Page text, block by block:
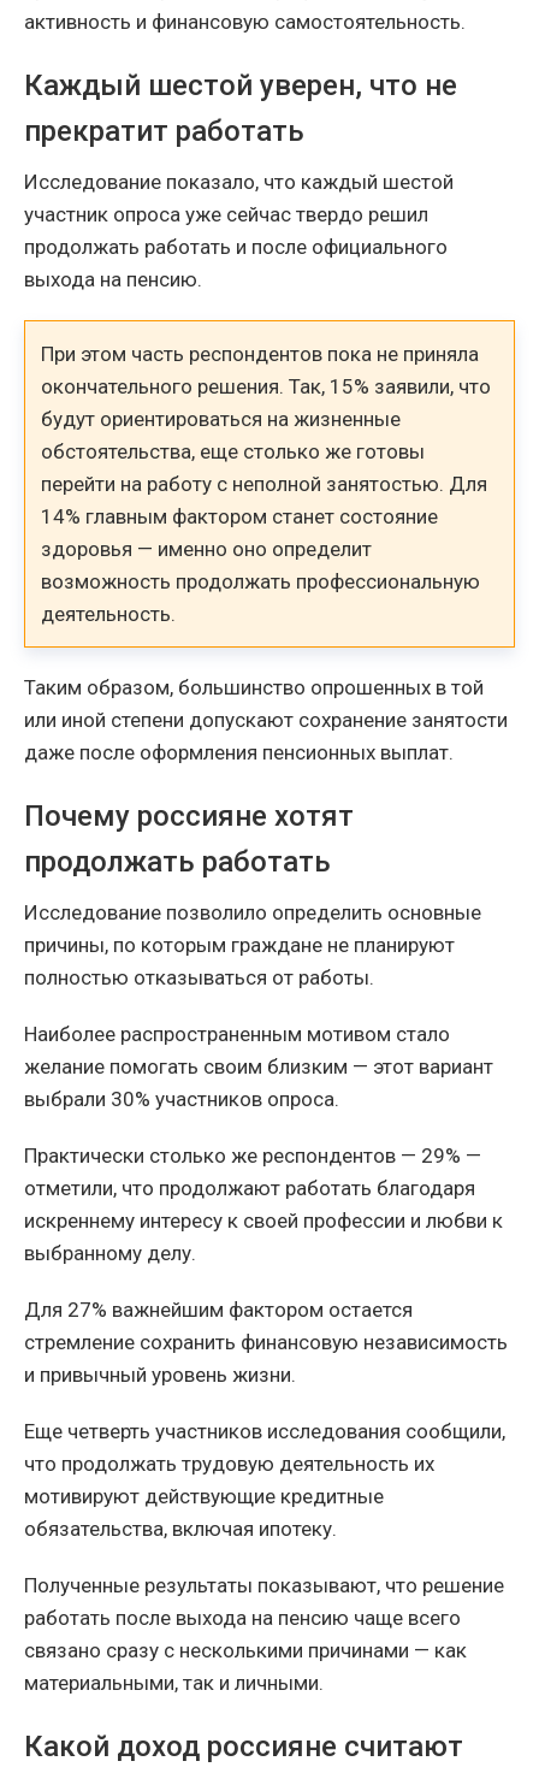
активность и финансовую самостоятельность.
Каждый шестой уверен, что не
прекратит работать
Исследование показало, что каждый шестой
участник опроса уже сейчас твердо решил
продолжать работать и после официального
выхода на пенсию.
При этом часть респондентов пока не приняла
окончательного решения. Так, 15% заявили, что
будут ориентироваться на жизненные
обстоятельства, еще столько же готовы
перейти на работу с неполной занятостью. Для
14% главным фактором станет состояние
здоровья — именно оно определит
возможность продолжать профессиональную
деятельность.
Таким образом, большинство опрошенных в той
или иной степени допускают сохранение занятости
даже после оформления пенсионных выплат.
Почему россияне хотят
продолжать работать
Исследование позволило определить основные
причины, по которым граждане не планируют
полностью отказываться от работы.
Наиболее распространенным мотивом стало
желание помогать своим близким — этот вариант
выбрали 30% участников опроса.
Практически столько же респондентов — 29% —
отметили, что продолжают работать благодаря
искреннему интересу к своей профессии и любви к
выбранному делу.
Для 27% важнейшим фактором остается
стремление сохранить финансовую независимость
и привычный уровень жизни.
Еще четверть участников исследования сообщили,
что продолжать трудовую деятельность их
мотивируют действующие кредитные
обязательства, включая ипотеку.
Полученные результаты показывают, что решение
работать после выхода на пенсию чаще всего
связано сразу с несколькими причинами — как
материальными, так и личными.
Какой доход россияне считают